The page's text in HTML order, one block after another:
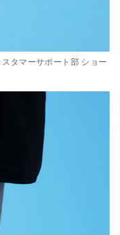
タマーサポート部 ショー